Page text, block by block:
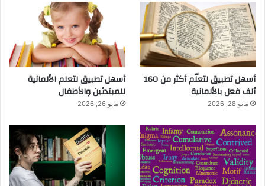
أسهل تطبيق لتعلّم أكثر من 160
ألف فعل بالألمانية
مايو 28, 2026
أسهل تطبيق لتعلم الألمانية
للمبتدئين والأطفال
مايو 26, 2026